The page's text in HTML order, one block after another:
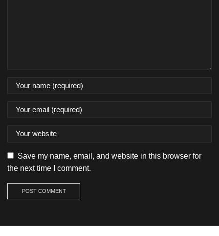
Save my name, email, and website in this browser for
the next time I comment.